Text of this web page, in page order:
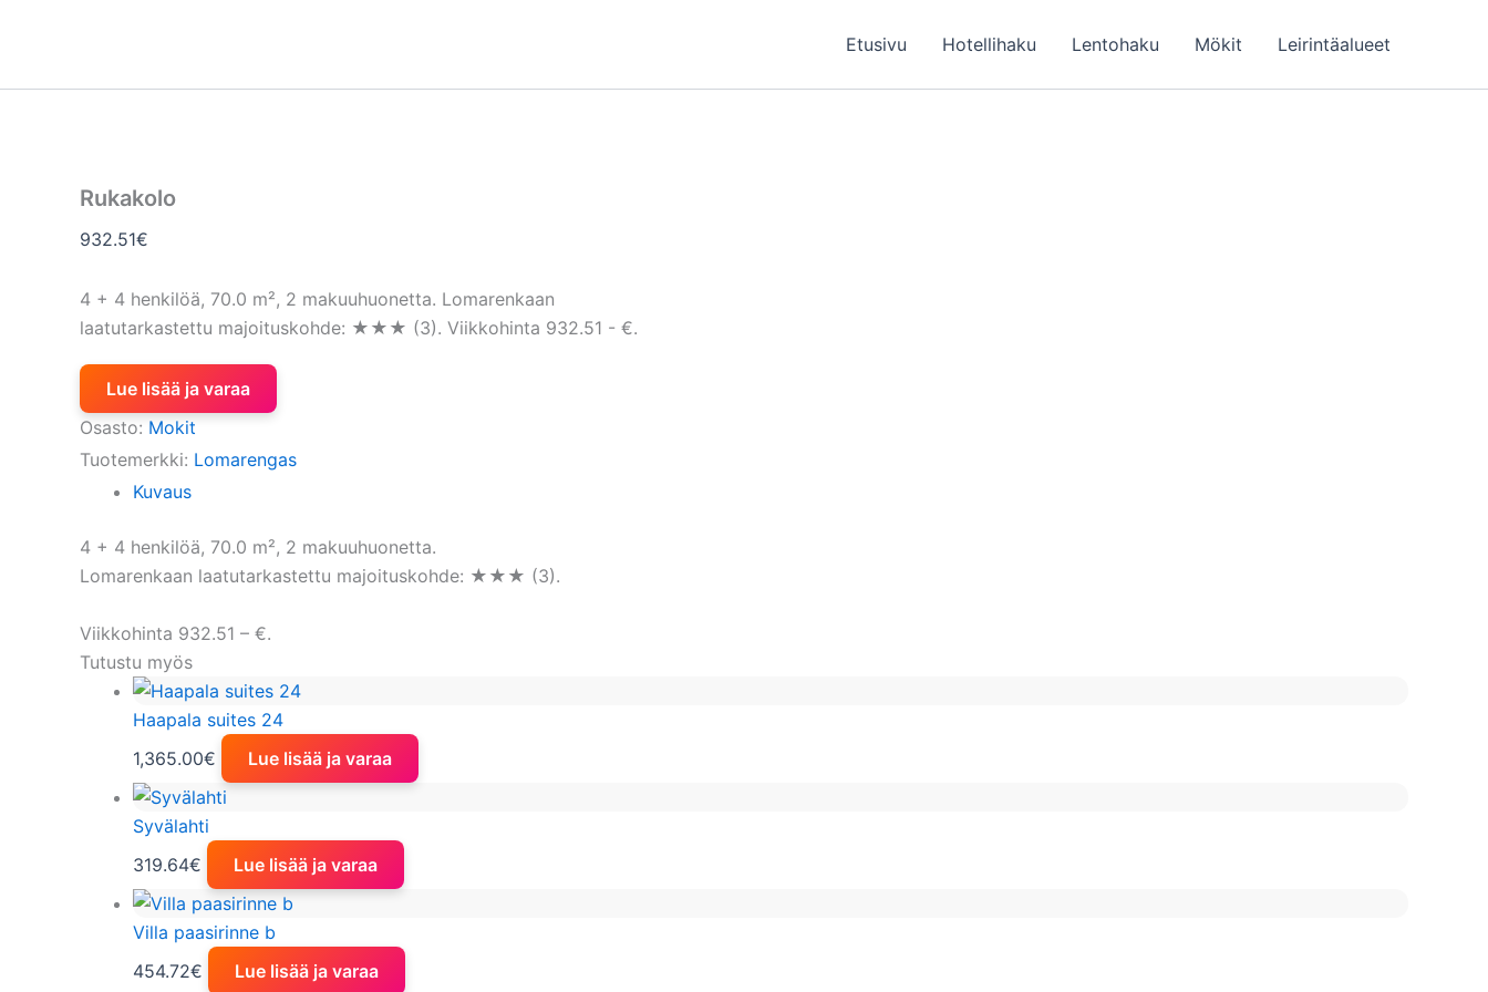
Etusivu Hotellihaku Lentohaku Mökit Leirintäalueet
Rukakolo
932.51€
4 + 4 henkilöä, 70.0 m², 2 makuuhuonetta. Lomarenkaan
laatutarkastettu majoituskohde: ★★★ (3). Viikkohinta 932.51 - €.
Lue lisää ja varaa
Osasto: Mokit
Tuotemerkki: Lomarengas
Kuvaus
4 + 4 henkilöä, 70.0 m², 2 makuuhuonetta.
Lomarenkaan laatutarkastettu majoituskohde: ★★★ (3).
Viikkohinta 932.51 – €.
Tutustu myös
Haapala suites 24
1,365.00€ Lue lisää ja varaa
Syvälahti
319.64€ Lue lisää ja varaa
Villa paasirinne b
454.72€ Lue lisää ja varaa